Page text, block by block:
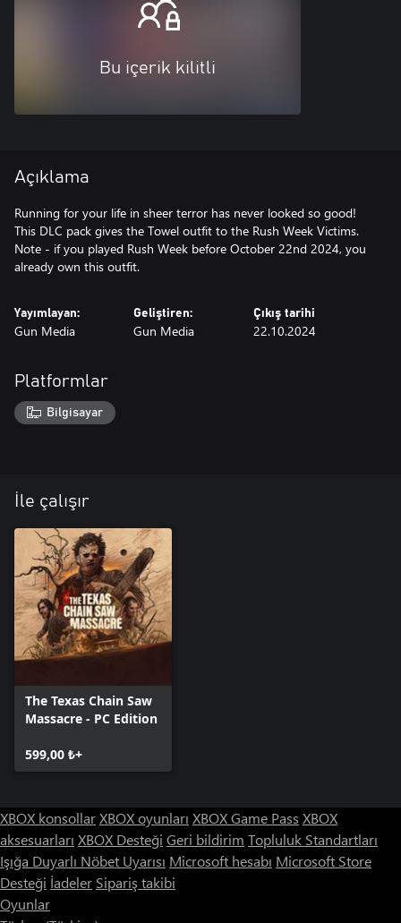
Bu içerik kilitli
Açıklama
Running for your life in sheer terror has never looked so good!
This DLC pack gives the Towel outfit to the Rush Week Victims.
Note - if you played Rush Week before October 22nd 2024, you
already own this outfit.
Yayımlayan:
Gun Media
Geliştiren:
Gun Media
Çıkış tarihi
22.10.2024
Platformlar
Bilgisayar
İle çalışır
The Texas Chain Saw
Massacre - PC Edition
599,00 ₺+
XBOX konsollarXBOX oyunları XBOX Game Pass XBOX
aksesuarları XBOX Desteği Geri bildirim Topluluk Standartları
Işığa Duyarlı Nöbet Uyarısı Microsoft hesabı Microsoft Store
Desteği İadeler Sipariş takibi
Oyunlar